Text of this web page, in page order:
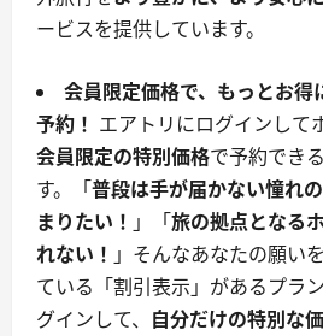
ービスを提供しています。
会員限定価格で、もっとお得
予約！ エアトリにログインして
会員限定の特別価格で予約でき
す。「普段は手が届かない憧れ
まりたい！ 」「旅の拠点となる
れない！ 」そんなあなたの願い
ている「割引表示」があるプラ
グインして、 自分だけの特別な